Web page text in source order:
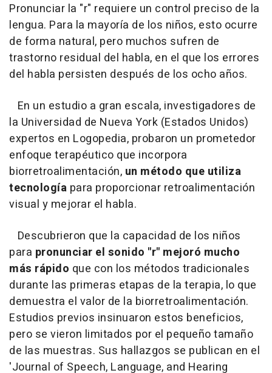
Pronunciar la "r" requiere un control preciso de la
lengua. Para la mayoría de los niños, esto ocurre
de forma natural, pero muchos sufren de
trastorno residual del habla, en el que los errores
del habla persisten después de los ocho años.
En un estudio a gran escala, investigadores de
la Universidad de Nueva York (Estados Unidos)
expertos en Logopedia, probaron un prometedor
enfoque terapéutico que incorpora
biorretroalimentación, un método que utiliza
tecnología para proporcionar retroalimentación
visual y mejorar el habla.
Descubrieron que la capacidad de los niños
para pronunciar el sonido "r" mejoró mucho
más rápido que con los métodos tradicionales
durante las primeras etapas de la terapia, lo que
demuestra el valor de la biorretroalimentación.
Estudios previos insinuaron estos beneficios,
pero se vieron limitados por el pequeño tamaño
de las muestras. Sus hallazgos se publican en el
'Journal of Speech, Language, and Hearing